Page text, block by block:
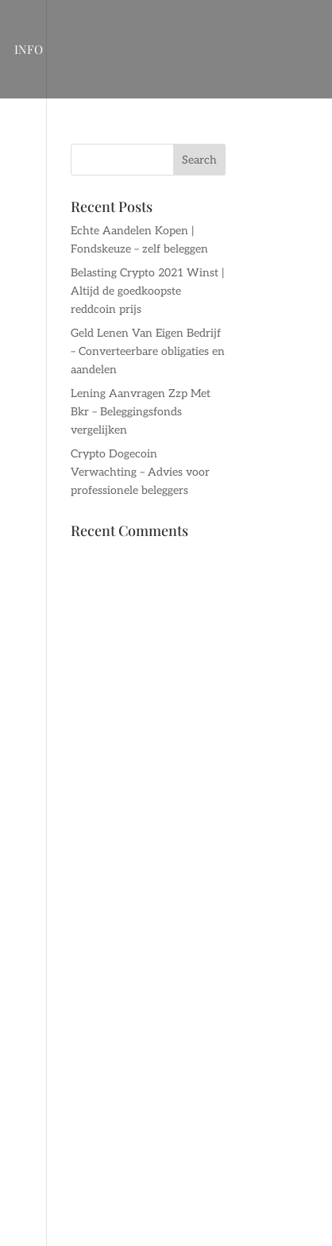
INFO
Recent Posts
Echte Aandelen Kopen |
Fondskeuze – zelf beleggen
Belasting Crypto 2021 Winst |
Altijd de goedkoopste
reddcoin prijs
Geld Lenen Van Eigen Bedrijf
– Converteerbare obligaties en
aandelen
Lening Aanvragen Zzp Met
Bkr – Beleggingsfonds
vergelijken
Crypto Dogecoin
Verwachting – Advies voor
professionele beleggers
Recent Comments